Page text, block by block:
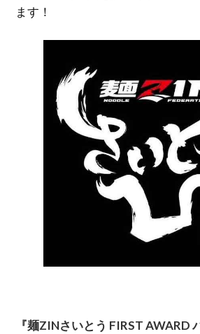
ます！
『麺ZINさいとう FIRST AWARD